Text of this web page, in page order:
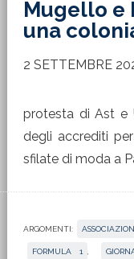
Mugello e
una
2 SETTEMBRE
protesta di Ast e
degli accrediti
sfilate di moda a
ARGOMENTI:
FORMULA 1